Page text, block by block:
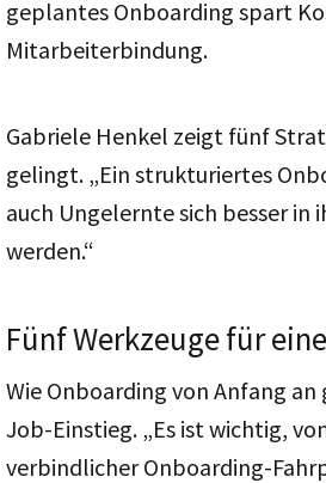
geplantes Onboarding spart
Mitarbeiterbindung.
Gabriele Henkel zeigt fünf
gelingt. „Ein strukturiertes
auch Ungelernte sich besser
werden.“
Fünf Werkzeuge für
Wie Onboarding von Anfang
Job-Einstieg. „Es ist wichtig,
verbindlicher Onboarding-